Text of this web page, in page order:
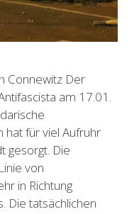
Connewitz Der
am 17.01.
hat für viel Aufruhr
gesorgt. Die
von
in Richtung
Die tatsächlichen